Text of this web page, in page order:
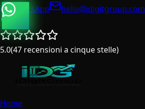
WhatsApp
hello@idigitgroup.com
5.0(47 recensioni a cinque stelle)
Home